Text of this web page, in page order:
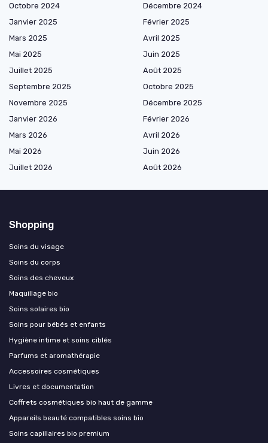
Octobre 2024
Décembre 2024
Janvier 2025
Février 2025
Mars 2025
Avril 2025
Mai 2025
Juin 2025
Juillet 2025
Août 2025
Septembre 2025
Octobre 2025
Novembre 2025
Décembre 2025
Janvier 2026
Février 2026
Mars 2026
Avril 2026
Mai 2026
Juin 2026
Juillet 2026
Août 2026
Shopping
Soins du visage
Soins du corps
Soins des cheveux
Maquillage bio
Soins solaires bio
Soins pour bébés et enfants
Hygiène intime et soins ciblés
Parfums et aromathérapie
Accessoires cosmétiques
Livres et documentation
Coffrets cosmétiques bio haut de gamme
Appareils beauté compatibles soins bio
Soins capillaires bio premium